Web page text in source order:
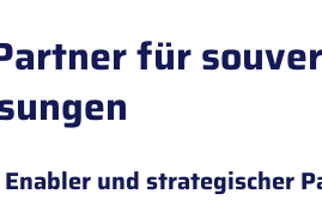
für
und strategischer